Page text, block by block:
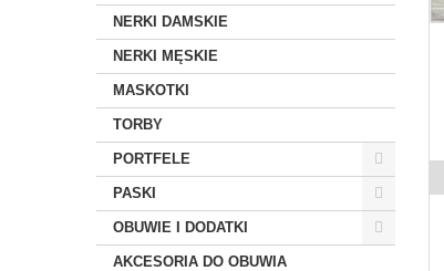
NERKI DAMSKIE
NERKI MĘSKIE
MASKOTKI
TORBY
PORTFELE
PASKI
OBUWIE I DODATKI
AKCESORIA DO OBUWIA